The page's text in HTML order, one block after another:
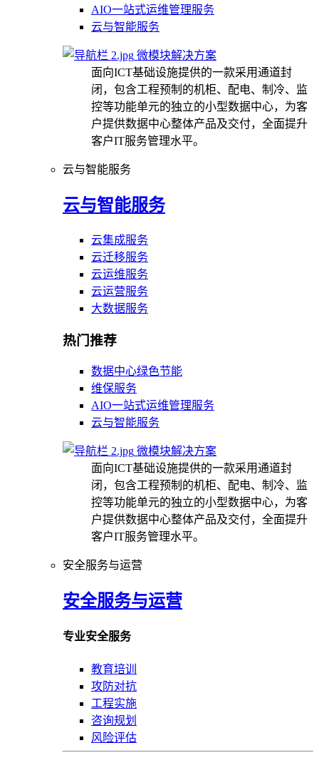
AIO一站式运维管理服务
云与智能服务
微模块解决方案
面向ICT基础设施提供的一款采用通道封
闭，包含工程预制的机柜、配电、制冷、监
控等功能单元的独立的小型数据中心，为客
户提供数据中心整体产品及交付，全面提升
客户IT服务管理水平。
云与智能服务
云与智能服务
云集成服务
云迁移服务
云运维服务
云运营服务
大数据服务
热门推荐
数据中心绿色节能
维保服务
AIO一站式运维管理服务
云与智能服务
微模块解决方案
面向ICT基础设施提供的一款采用通道封
闭，包含工程预制的机柜、配电、制冷、监
控等功能单元的独立的小型数据中心，为客
户提供数据中心整体产品及交付，全面提升
客户IT服务管理水平。
安全服务与运营
安全服务与运营
专业安全服务
教育培训
攻防对抗
工程实施
咨询规划
风险评估